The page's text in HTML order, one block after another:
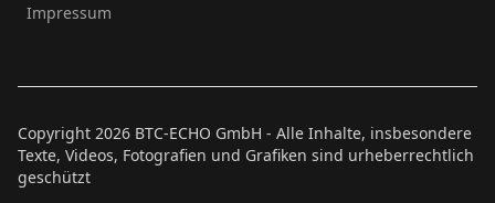
Impressum
Copyright 2026 BTC-ECHO GmbH - Alle Inhalte, insbesondere
Texte, Videos, Fotografien und Grafiken sind urheberrechtlich
geschützt